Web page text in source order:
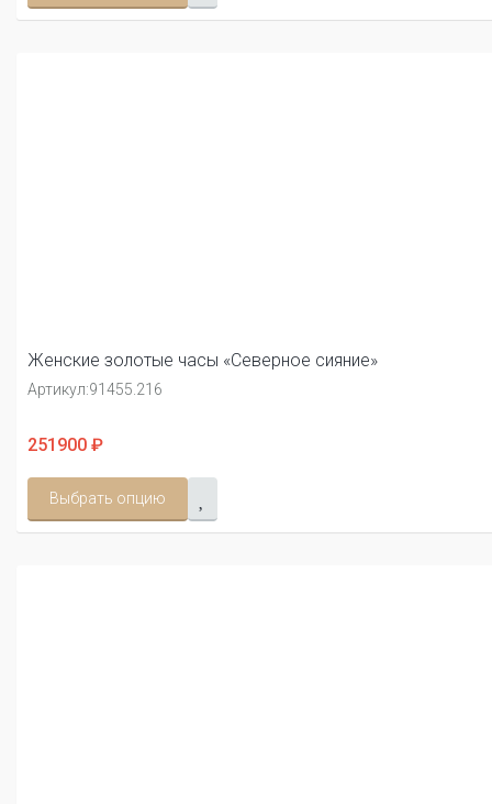
Женские золотые часы «Северное сияние»
Артикул:91455.216
251900 ₽
Выбрать опцию